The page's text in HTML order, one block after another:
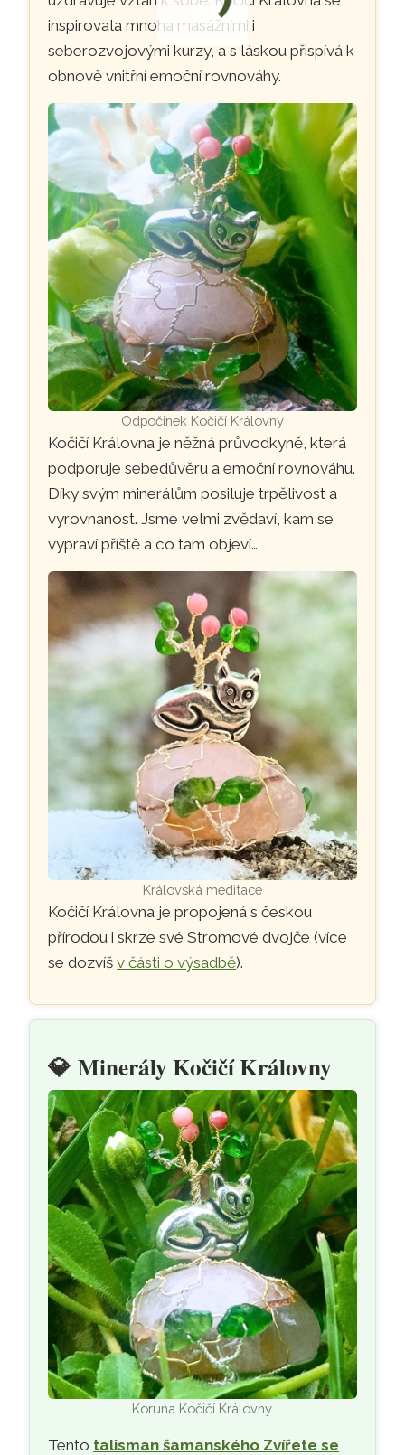
inspirovala mnoha masážními i
seberozvojovými kurzy, a s láskou přispívá k
obnově vnitřní emoční rovnováhy.
Odpočinek Kočičí Královny
Kočičí Královna je něžná průvodkyně, která
podporuje sebedůvěru a emoční rovnováhu.
Díky svým minerálům posiluje trpělivost a
vyrovnanost. Jsme velmi zvědaví, kam se
vypraví příště a co tam objeví…
Královská meditace
Kočičí Královna je propojená s českou
přírodou i skrze své Stromové dvojče (více
se dozvíšv části o výsadbě).
💎Minerály Kočičí Královny
Koruna Kočičí Královny
Tento talisman šamanského Zvířete se